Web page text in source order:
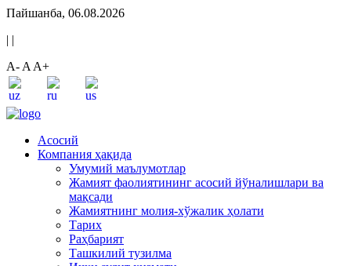
Пайшанба, 06.08.2026
| |
A- A A+
Асосий
Компания ҳақида
Умумий маълумотлар
Жамият фаолиятининг асосий йўналишлари ва
мақсади
Жамиятнинг молия-хўжалик ҳолати
Тарих
Раҳбарият
Ташкилий тузилма